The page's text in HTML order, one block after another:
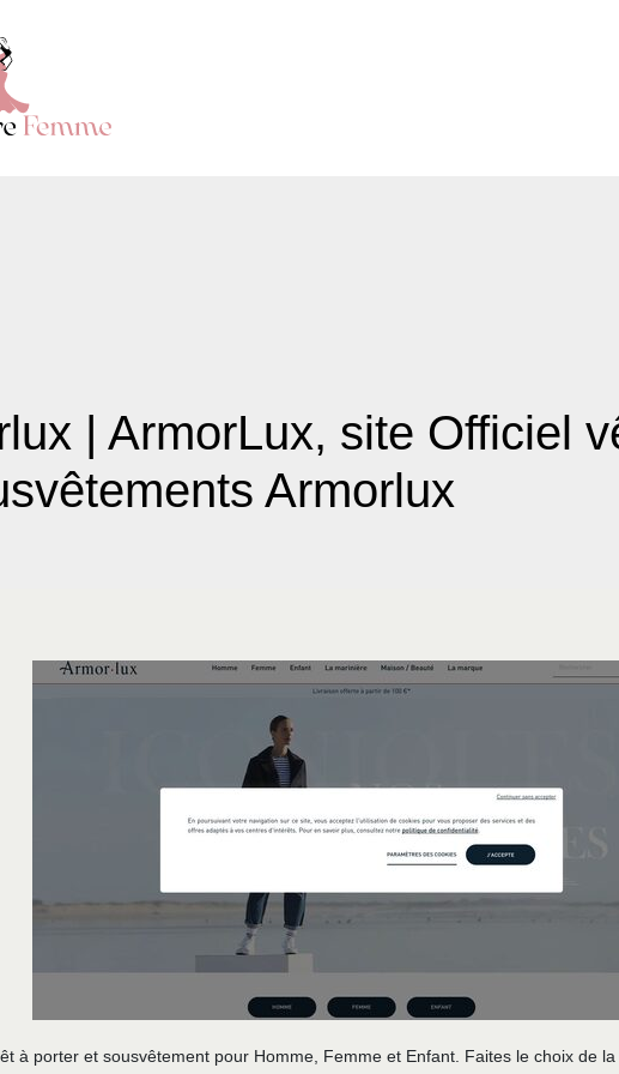
| ArmorLux, site Officiel
Armorlux
à porter et sousvêtement pour Homme, Femme et Enfant. Faites le choix de